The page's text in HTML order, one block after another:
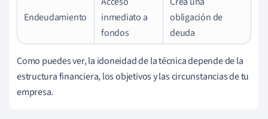
Endeudamiento
inmediato a
fondos
obligación de
deuda
Como puedes ver, la idoneidad de la técnica depende de la
estructura financiera, los objetivos y las circunstancias de tu
empresa.